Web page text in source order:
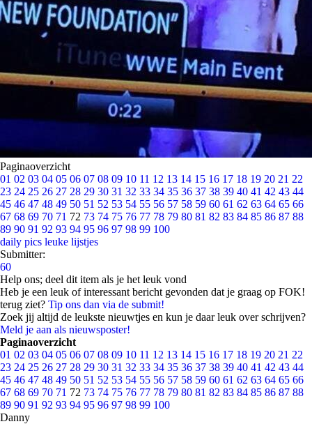
Paginaoverzicht
01 02 03 04 05 06 07 08 09 10 11 12 13 14 15 16 17 18 19 20 21 22
23 24 25 26 27 28 29 30 31 32 33 34 35 36 37 38 39 40 41 42 43 44
45 46 47 48 49 50 51 52 53 54 55 56 57 58 59 60 61 62 63 64 65 66
67 68 69 70 71 72 73 74 75 76 77 78 79 80 81 82 83 84 85 86 87 88
89 90 91 92 93 94 95 96 97 98 99 100
daily pics leuke lijstjes
Submitter:
60
Help ons; deel dit item als je het leuk vond
Heb je een leuk of interessant bericht gevonden dat je graag op FOK!
terug ziet? Tip ons dan via de submit!
Zoek jij altijd de leukste nieuwtjes en kun je daar leuk over schrijven?
Meld je aan als nieuwsposter!
Paginaoverzicht
01 02 03 04 05 06 07 08 09 10 11 12 13 14 15 16 17 18 19 20 21 22
23 24 25 26 27 28 29 30 31 32 33 34 35 36 37 38 39 40 41 42 43 44
45 46 47 48 49 50 51 52 53 54 55 56 57 58 59 60 61 62 63 64 65 66
67 68 69 70 71 72 73 74 75 76 77 78 79 80 81 82 83 84 85 86 87 88
89 90 91 92 93 94 95 96 97 98 99 100
Danny